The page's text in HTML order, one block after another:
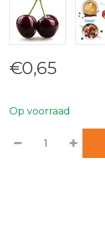
€0,65
Op voorraad